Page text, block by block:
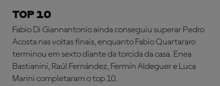
TOP 10
Fabio Di Giannantonio ainda conseguiu superar Pedro
Acosta nas voltas finais, enquanto Fabio Quartararo
terminou em sexto diante da torcida da casa. Enea
Bastianini, Raúl Fernández, Fermín Aldeguer e Luca
Marini completaram o top 10.